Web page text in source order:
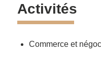
Activités
Commerce et